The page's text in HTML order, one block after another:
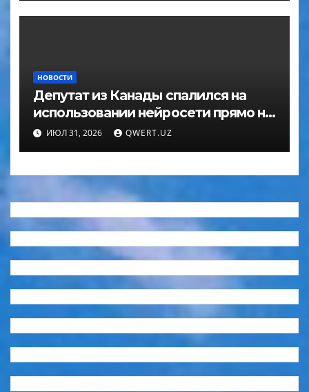
НОВОСТИ
Депутат из Канады спалился на
использовании нейросети прямо на
заседании
ИЮЛ 31, 2026 QWERT.UZ